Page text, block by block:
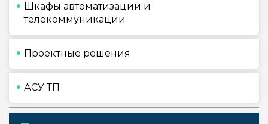
Шкафы автоматизации и
телекоммуникации
Проектные решения
АСУ ТП